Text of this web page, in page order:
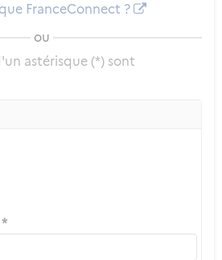
FranceConnect ?
ou
astérisque (*) sont